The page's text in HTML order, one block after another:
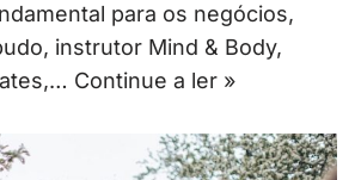
para os negócios,
instrutor Mind & Body,
Continue a ler »